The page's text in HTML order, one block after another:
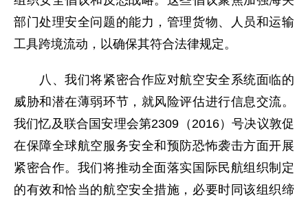
部门处理安全问题的能力，管理货物、人员和运输
工具跨境流动，以确保其符合法律规定。
八、我们将紧密合作应对航空安全系统面临的
威胁和潜在薄弱环节，就风险评估进行信息交流。
我们忆及联合国安理会第2309（2016）号决议敦促
在保障全球航空服务安全和预防恐怖袭击方面开展
紧密合作。我们将推动全面落实国际民航组织制定
的有效和恰当的航空安全措施，必要时同该组织缔